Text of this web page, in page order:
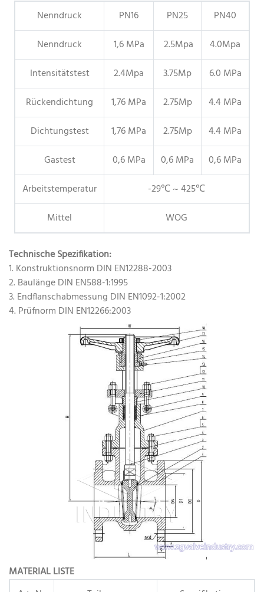
Nenndruck PN16 PN25
PN40
Nenndruck
1,6 MPa 2.5Mpa
4.0Mpa
Intensitätstest
2.4Mpa 3.75Mp
6.0 MPa
Rückendichtung
1,76 MPa 2.75Mp
4.4 MPa
Dichtungstest
1,76 MPa 2.75Mp
4.4 MPa
Gastest
0,6 MPa 0,6 MPa
0,6 MPa
Arbeitstemperatur
-29℃ ~ 425℃
Mittel
WOG
Technische Spezifikation:
1. Konstruktionsnorm DIN EN12288-2003
2. Baulänge DIN EN588-1:1995
3. Endflanschabmessung DIN EN1092-1:2002
4. Prüfnorm DIN EN12266:2003
MATERIAL LISTE